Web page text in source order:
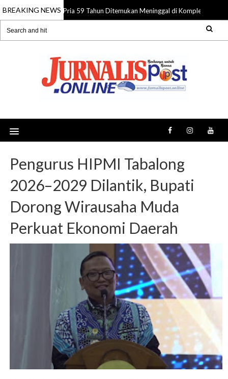
BREAKING NEWS
08 Aug 2026 Pria 59 Tahun Ditemukan Meninggal di Komplek Pasar
Pengurus HIPMI Tabalong
2026–2029 Dilantik, Bupati
Dorong Wirausaha Muda
Perkuat Ekonomi Daerah